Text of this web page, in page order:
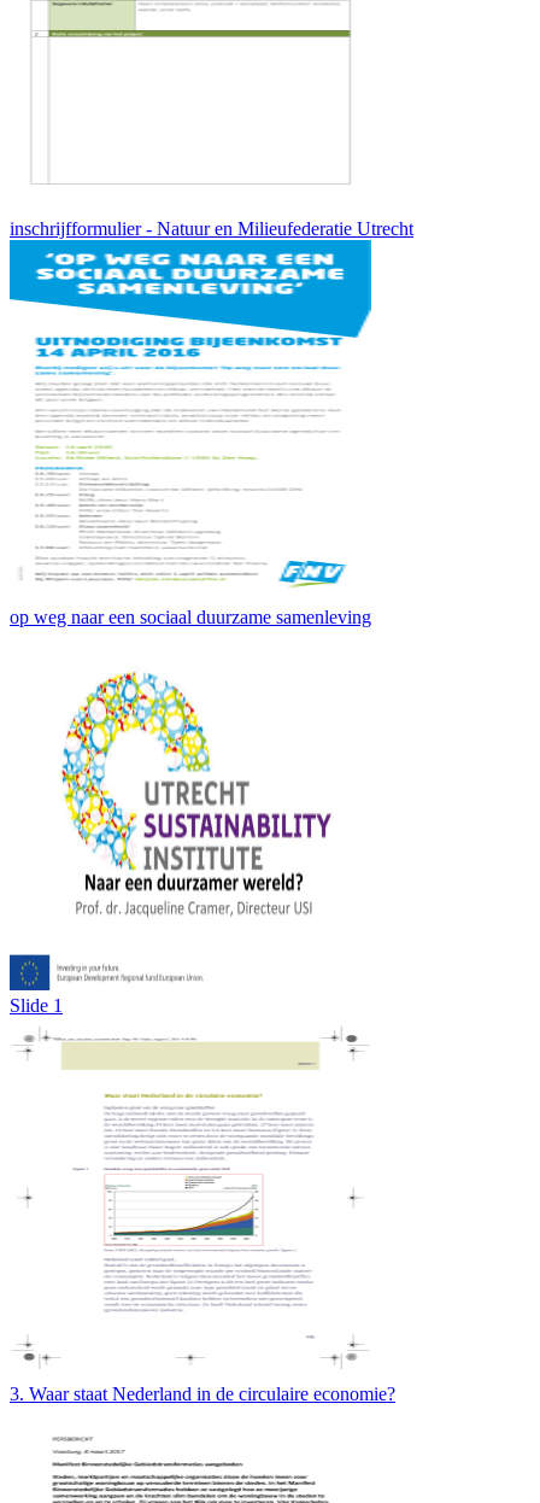
inschrijfformulier - Natuur en Milieufederatie Utrecht
op weg naar een sociaal duurzame samenleving
Slide 1
3. Waar staat Nederland in de circulaire economie?